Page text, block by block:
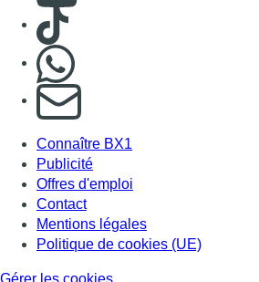
Consulter TikTok
S'abonner à notre newsletter
Connaître BX1
Publicité
Offres d'emploi
Contact
Mentions légales
Politique de cookies (UE)
Gérer les cookies